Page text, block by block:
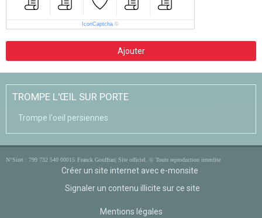
IconCaptcha ©
Ajouter
TROMPE L'ŒIL SUR PORTE
Trompe l'oeil persiennes
N°Siret : 799 732 540 00015 Franck Gouffran| Site officiel. © Toute reproduction interdite
Créer un site internet avec e-monsite
Signaler un contenu illicite sur ce site
Mentions légales